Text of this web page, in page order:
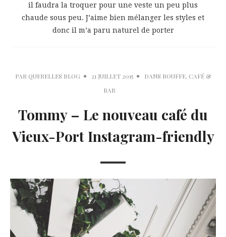
il faudra la troquer pour une veste un peu plus
chaude sous peu. J’aime bien mélanger les styles et
donc il m’a paru naturel de porter
PAR QUERELLES BLOG 21 JUILLET 2015 DANS BOUFFE, CAFÉ &
BAR
Tommy – Le nouveau café du
Vieux-Port Instagram-friendly